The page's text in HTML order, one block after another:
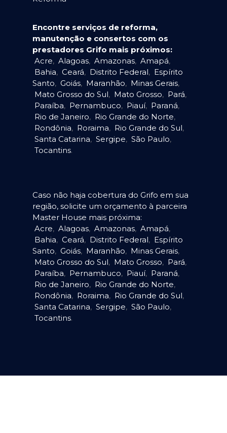
Encontre serviços de reforma,
manutenção e consertos com os
prestadores Grifo mais próximos:
Acre, Alagoas, Amazonas, Amapá,
Bahia, Ceará, Distrito Federal, Espírito
Santo, Goiás, Maranhão, Minas Gerais,
Mato Grosso do Sul, Mato Grosso, Pará,
Paraíba, Pernambuco, Piauí, Paraná,
Rio de Janeiro, Rio Grande do Norte,
Rondônia, Roraima, Rio Grande do Sul,
Santa Catarina, Sergipe, São Paulo,
Tocantins.
Caso não haja cobertura do Grifo em sua
região, solicite um orçamento à parceira
Master House mais próxima:
Acre, Alagoas, Amazonas, Amapá,
Bahia, Ceará, Distrito Federal, Espírito
Santo, Goiás, Maranhão, Minas Gerais,
Mato Grosso do Sul, Mato Grosso, Pará,
Paraíba, Pernambuco, Piauí, Paraná,
Rio de Janeiro, Rio Grande do Norte,
Rondônia, Roraima, Rio Grande do Sul,
Santa Catarina, Sergipe, São Paulo,
Tocantins.